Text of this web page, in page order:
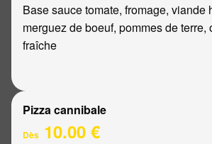
Base sauce tomate, fromage, viande
merguez de boeuf, pommes de terre,
fraîche
Pizza cannibale
Dès 10.00 €